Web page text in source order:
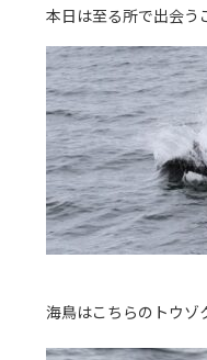
本日は至る所で出会
海鳥はこちらのトウゾ